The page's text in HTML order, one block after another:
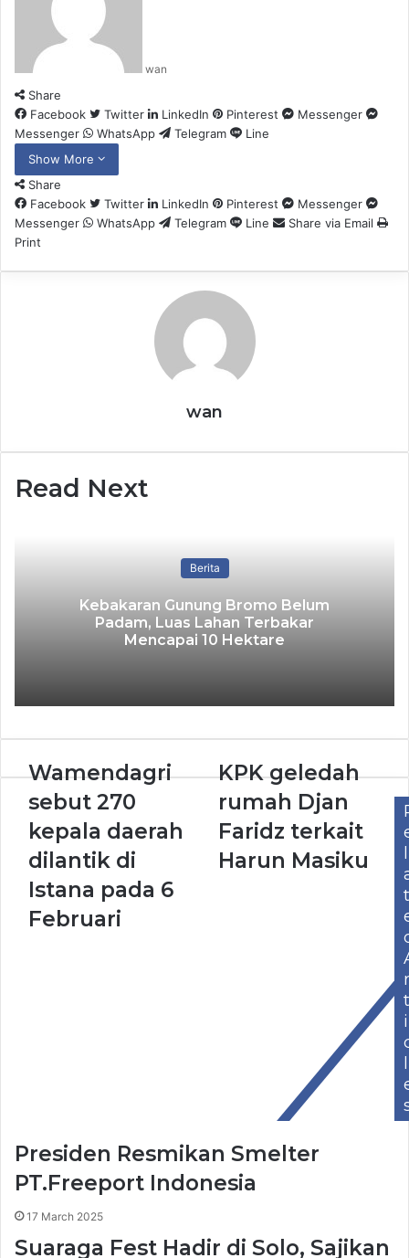
wan
Share
Facebook
Twitter LinkedIn Pinterest
Messenger
Messenger
WhatsApp Telegram
Line
Show More
Share
Facebook
Twitter LinkedIn Pinterest
Messenger
Messenger
WhatsApp Telegram Line
Share via Email
Print
wan
Read Next
Berita
Kebakaran Gunung Bromo Belum
Padam, Luas Lahan Terbakar
Mencapai 10 Hektare
Wamendagri
sebut 270
kepala daerah
dilantik di
Istana pada 6
Februari
KPK geledah
rumah Djan
Faridz terkait
Harun Masiku
t
r
t
i
Presiden Resmikan Smelter
PT.Freeport Indonesia
17 March 2025
Suaraga Fest Hadir di Solo, Sajikan